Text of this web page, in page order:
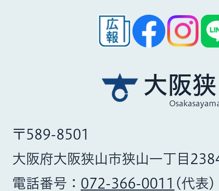
大阪
〒589-8501
大阪府大阪狭山市狭山一丁目
電話番号： 072-366-0011 (代表)